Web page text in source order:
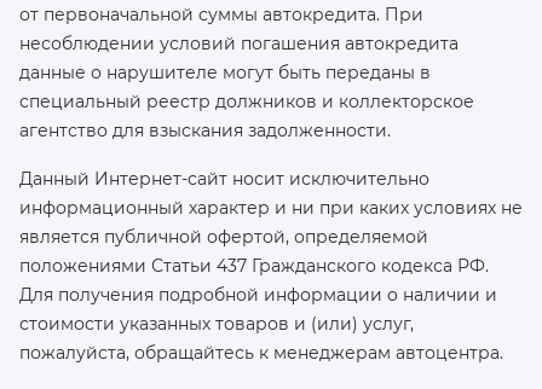
от первоначальной суммы автокредита. При
несоблюдении условий погашения автокредита
данные о нарушителе могут быть переданы в
специальный реестр должников и коллекторское
агентство для взыскания задолженности.
Данный Интернет-сайт носит исключительно
информационный характер и ни при каких условиях не
является публичной офертой, определяемой
положениями Статьи 437 Гражданского кодекса РФ.
Для получения подробной информации о наличии и
стоимости указанных товаров и (или) услуг,
пожалуйста, обращайтесь к менеджерам автоцентра.